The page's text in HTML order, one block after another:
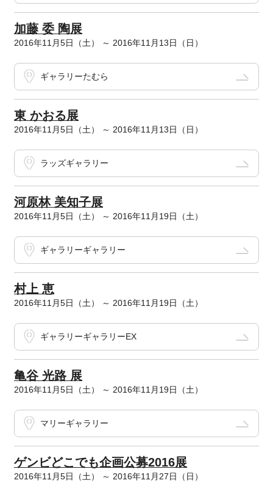
加藤 委 陶展
2016年11月5日（土） ～ 2016年11月13日（日）
ギャラリーたむら
東 かおる展
2016年11月5日（土） ～ 2016年11月13日（日）
ラッズギャラリー
河原林 美知子展
2016年11月5日（土） ～ 2016年11月19日（土）
ギャラリーギャラリー
村上 恵
2016年11月5日（土） ～ 2016年11月19日（土）
ギャラリーギャラリーEX
亀谷 光路 展
2016年11月5日（土） ～ 2016年11月19日（土）
マリーギャラリー
ゲンビどこでも企画公募2016展
2016年11月5日（土） ～ 2016年11月27日（日）